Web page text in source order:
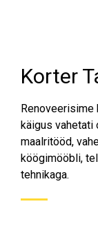
Korter
Renoveerisime
käigus
maalritööd,
köögimööbli,
tehnikaga.